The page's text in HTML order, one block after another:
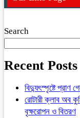
Search
Recent Posts
বিদ্যুৎস্পৃষ্টে প্রাণ
রোটারী ক্লাব অব
বৃক্ষরোপন ও বিতরণ